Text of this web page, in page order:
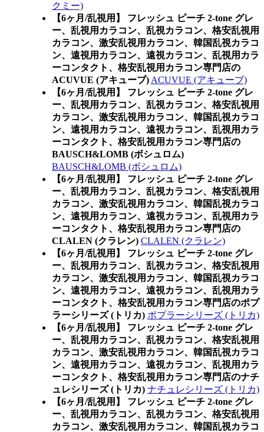
クミー)
【6ヶ月/乱視用】 フレッシュ ピーチ 2-tone グレ
ー、乱視用カラコン、乱視カラコン、格安乱視用
カラコン、激安乱視用カラコン、韓国乱視カラコ
ン、遠視用カラコン、遠視カラコン、乱視用カラ
ーコンタクト、格安乱視用カラコン専門店の
ACUVUE (アキューブ) ACUVUE (アキューブ)
【6ヶ月/乱視用】 フレッシュ ピーチ 2-tone グレ
ー、乱視用カラコン、乱視カラコン、格安乱視用
カラコン、激安乱視用カラコン、韓国乱視カラコ
ン、遠視用カラコン、遠視カラコン、乱視用カラ
ーコンタクト、格安乱視用カラコン専門店の
BAUSCH&LOMB (ボシュロム)
BAUSCH&LOMB (ボシュロム)
【6ヶ月/乱視用】 フレッシュ ピーチ 2-tone グレ
ー、乱視用カラコン、乱視カラコン、格安乱視用
カラコン、激安乱視用カラコン、韓国乱視カラコ
ン、遠視用カラコン、遠視カラコン、乱視用カラ
ーコンタクト、格安乱視用カラコン専門店の
CLALEN (クラレン) CLALEN (クラレン)
【6ヶ月/乱視用】 フレッシュ ピーチ 2-tone グレ
ー、乱視用カラコン、乱視カラコン、格安乱視用
カラコン、激安乱視用カラコン、韓国乱視カラコ
ン、遠視用カラコン、遠視カラコン、乱視用カラ
ーコンタクト、格安乱視用カラコン専門店のポプ
ラーシリーズ (トリカ) ポプラーシリーズ (トリカ)
【6ヶ月/乱視用】 フレッシュ ピーチ 2-tone グレ
ー、乱視用カラコン、乱視カラコン、格安乱視用
カラコン、激安乱視用カラコン、韓国乱視カラコ
ン、遠視用カラコン、遠視カラコン、乱視用カラ
ーコンタクト、格安乱視用カラコン専門店のナチ
ュレシリーズ (トリカ) ナチュレシリーズ (トリカ)
【6ヶ月/乱視用】 フレッシュ ピーチ 2-tone グレ
ー、乱視用カラコン、乱視カラコン、格安乱視用
カラコン、激安乱視用カラコン、韓国乱視カラコ